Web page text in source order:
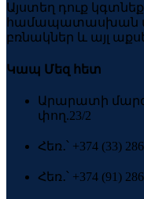
Այստեղ դուք
համապատասխան
բռնակներ և այլ
Կապ Մեզ հետ
Արարատի
փող.23/2
Հեռ․՝ +374 (33)
Հեռ․՝ +374 (91)